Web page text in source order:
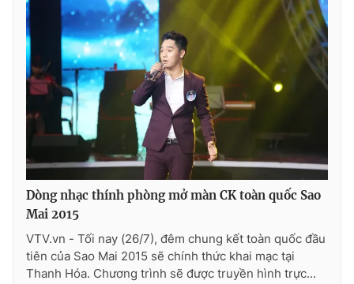
Dòng nhạc thính phòng mở màn CK toàn quốc Sao
Mai 2015
VTV.vn - Tối nay (26/7), đêm chung kết toàn quốc đầu
tiên của Sao Mai 2015 sẽ chính thức khai mạc tại
Thanh Hóa. Chương trình sẽ được truyền hình trực...